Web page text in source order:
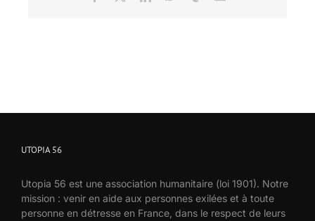
UTOPIA 56
Utopia 56 est une association humanitaire (loi 1901). Notre
mission : venir en aide aux personnes exilées et à toute
personne en détresse en France, dans le respect de leurs